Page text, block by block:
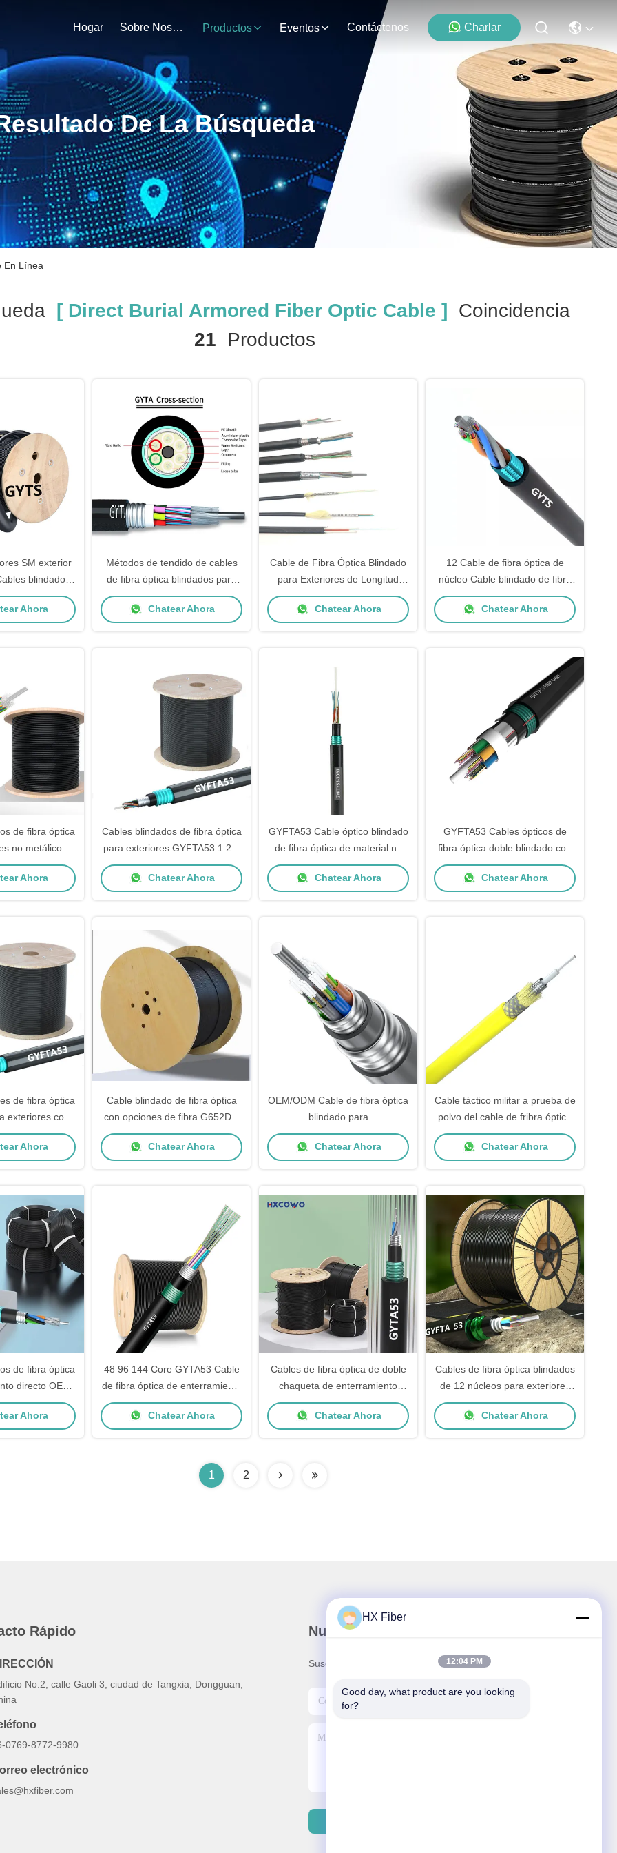
Hogar Sobre Nosotros Productos Eventos Contáctenos Charlar
De La Búsqueda
En Línea
[ Direct Burial Armored Fiber Optic Cable ] Coincidencia
21 Productos
SM exterior
blindados
red estable
Ahora
Métodos de tendido de cables
de fibra óptica blindados para
exteriores G652D Opciones de
fibra 0200±0015NA Apertura
Chatear Ahora
Cable de Fibra Óptica Blindado
para Exteriores de Longitud
Personalizada con Cinta de
Acero Blindada y Cuerda de
Chatear Ahora
12 Cable de fibra óptica de
núcleo Cable blindado de fibra
óptica para exteriores con fibra
G652D y cinta de acero
Chatear Ahora
de fibra óptica
no metálicos
longitud
Ahora
Cables blindados de fibra óptica
para exteriores GYFTA53 1 2 4
Núcleo para comunicación de
larga duración
Chatear Ahora
GYFTA53 Cable óptico blindado
de fibra óptica de material no
metálico a prueba de agua
Chatear Ahora
GYFTA53 Cables ópticos de
fibra óptica doble blindado con
2-288 núcleos de diseño de
tubos sueltos para aplicaciones
Chatear Ahora
de fibra óptica
exteriores con
de madera
y soldadura
Ahora
Cable blindado de fibra óptica
con opciones de fibra G652D y
longitud personalizada
Chatear Ahora
OEM/ODM Cable de fibra óptica
blindado para
telecomunicaciones.
Chatear Ahora
Cable táctico militar a prueba de
polvo del cable de fribra óptica
del entierro directo al aire libre
Chatear Ahora
de fibra óptica
directo OEM
para
Ahora
48 96 144 Core GYTA53 Cable
de fibra óptica de enterramiento
directo para redes al aire libre
Chatear Ahora
Cables de fibra óptica de doble
chaqueta de enterramiento
directo GYTA53
Chatear Ahora
Cables de fibra óptica blindados
de 12 núcleos para exteriores
GYFTA53 Cables ópticos
blindados
Chatear Ahora
1 2
Rápido
No.2, calle Gaoli 3, ciudad de Tangxia, Dongguan,
0769-8772-9980
electrónico
Nuestro boletín
Suscríbete a nuestro boletín para obtener descuentos y más.
HX Fiber
12:04 PM
Good day, what product are you looking
for?